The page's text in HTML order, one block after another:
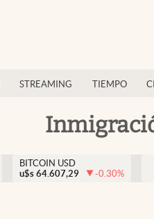
STREAMING TIEMPO
BITCOIN USD
u$s 64.607,29 -0.30%